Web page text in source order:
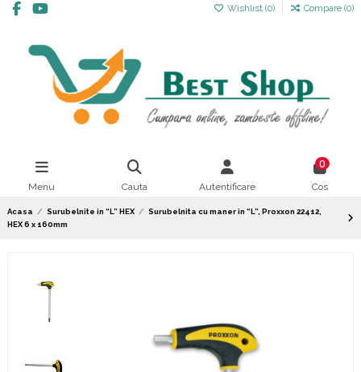
Wishlist (0) Compare (0)
Menu Cauta Autentificare
0
Cos
Acasa Surubelnite in “L” HEX
Surubelnita cu maner in “L”, Proxxon 22412,
HEX 6 x 160mm